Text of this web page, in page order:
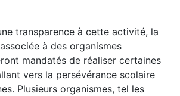
transparence à cette activité, la
à des organismes
mandatés de réaliser certaines
vers la persévérance scolaire
Plusieurs organismes, tel les